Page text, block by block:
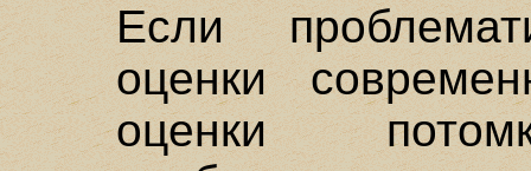
Если
оценки
оценки